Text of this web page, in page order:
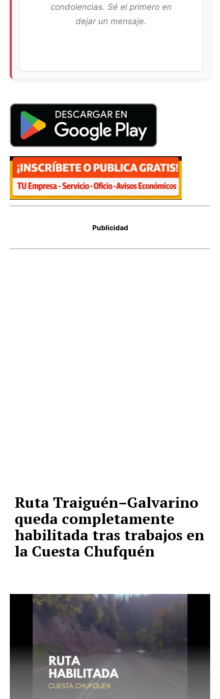
condolencias. Sé el primero en
dejar un mensaje.
Publicidad